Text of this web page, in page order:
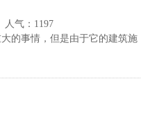
气：1197
的事情，但是由于它的建筑施